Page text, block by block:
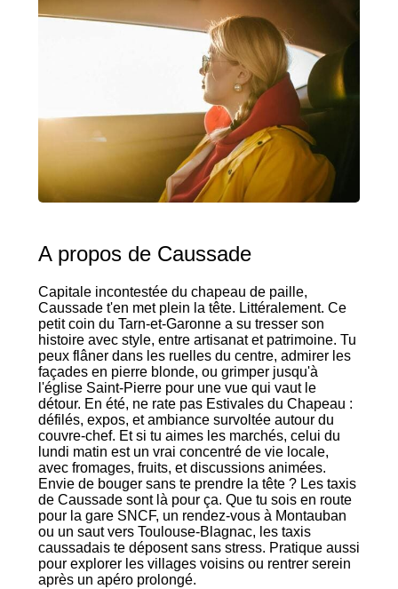
A propos de Caussade
Capitale incontestée du chapeau de paille,
Caussade t'en met plein la tête. Littéralement. Ce
petit coin du Tarn-et-Garonne a su tresser son
histoire avec style, entre artisanat et patrimoine. Tu
peux flâner dans les ruelles du centre, admirer les
façades en pierre blonde, ou grimper jusqu'à
l'église Saint-Pierre pour une vue qui vaut le
détour. En été, ne rate pas Estivales du Chapeau :
défilés, expos, et ambiance survoltée autour du
couvre-chef. Et si tu aimes les marchés, celui du
lundi matin est un vrai concentré de vie locale,
avec fromages, fruits, et discussions animées.
Envie de bouger sans te prendre la tête ? Les taxis
de Caussade sont là pour ça. Que tu sois en route
pour la gare SNCF, un rendez-vous à Montauban
ou un saut vers Toulouse-Blagnac, les taxis
caussadais te déposent sans stress. Pratique aussi
pour explorer les villages voisins ou rentrer serein
après un apéro prolongé.